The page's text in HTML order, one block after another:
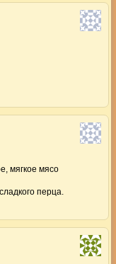
мягкое мясо
перца.